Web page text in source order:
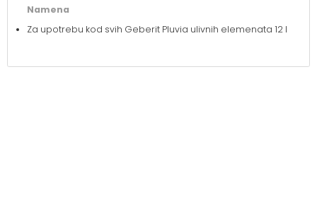
Namena
Za upotrebu kod svih Geberit Pluvia ulivnih elemenata 12 l